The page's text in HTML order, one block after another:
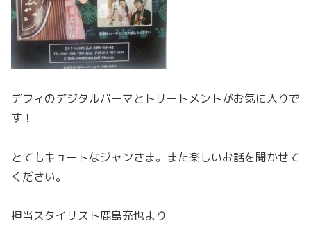
デフィのデジタルパーマとトリートメントがお気に入りで
す！
とてもキュートなジャンさま。また楽しいお話を聞かせて
ください。
担当スタイリスト鹿島充也より